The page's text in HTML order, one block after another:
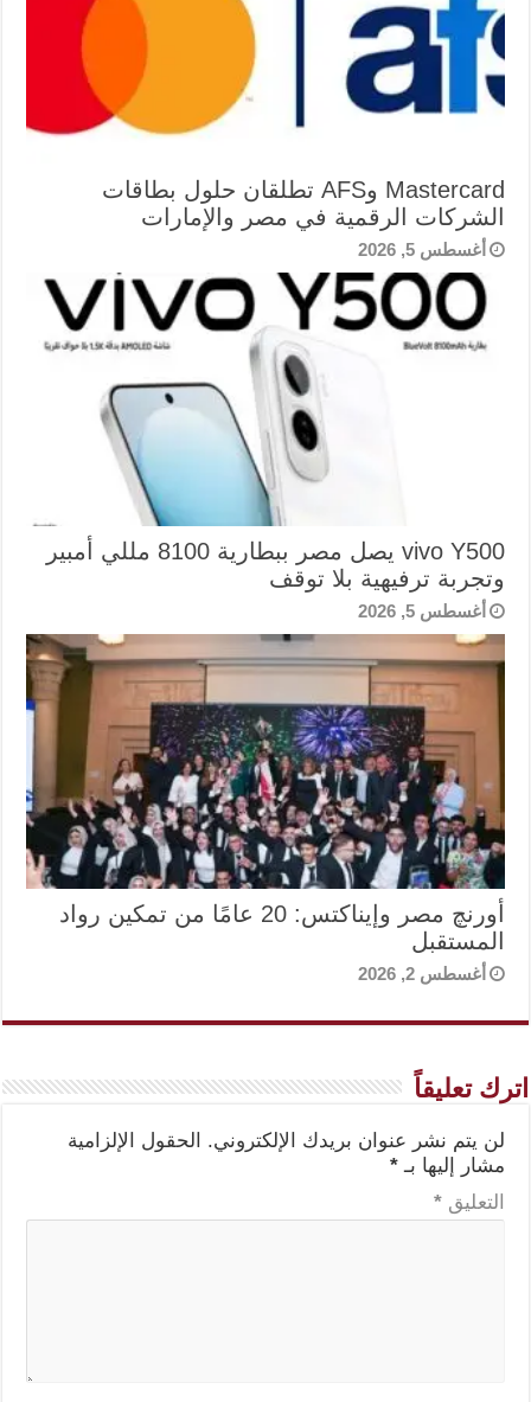
Mastercard وAFS تطلقان حلول بطاقات
الشركات الرقمية في مصر والإمارات
أغسطس 5, 2026
vivo Y500 يصل مصر ببطارية 8100 مللي أمبير
وتجربة ترفيهية بلا توقف
أغسطس 5, 2026
أورنچ مصر وإيناكتس: 20 عامًا من تمكين رواد
المستقبل
أغسطس 2, 2026
اترك تعليقاً
لن يتم نشر عنوان بريدك الإلكتروني.
الحقول الإلزامية
مشار إليها بـ *
التعليق *